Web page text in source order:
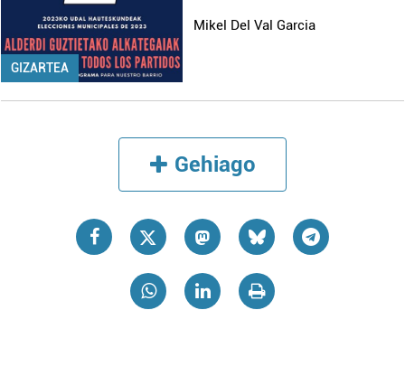
GIZARTEA
Mikel Del Val Garcia
Gehiago